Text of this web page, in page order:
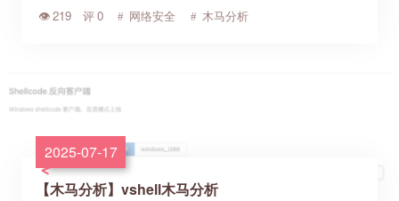
219 0 网络安全 木马分析
2025-07-17
【木马分析】vshell木马分析